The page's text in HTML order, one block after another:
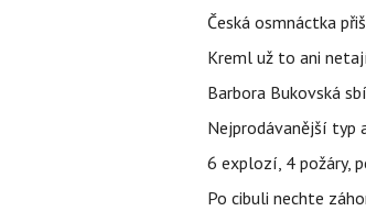
Česká osmnáctka
Kreml už to ani
Barbora Bukovská
Nejprodávanější typ
6 explozí, 4 požáry,
Po cibuli nechte